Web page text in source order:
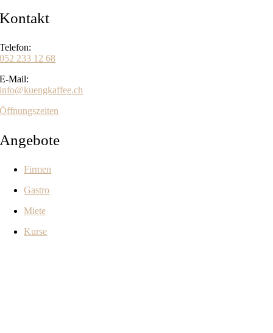
Kontakt
Telefon:
052 233 12 68
E-Mail:
info@kuengkaffee.ch
Öffnungszeiten
Angebote
Firmen
Gastro
Miete
Kurse